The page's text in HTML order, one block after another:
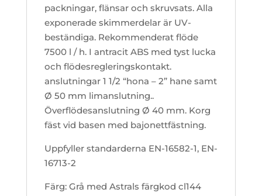
packningar, flänsar och skruvsats. Alla
exponerade skimmerdelar är UV-
beständiga. Rekommenderat flöde
7500 l / h. I antracit ABS med tyst lucka
och flödesregleringskontakt.
anslutningar 1 1/2 “hona – 2” hane samt
Ø 50 mm limanslutning..
Överflödesanslutning Ø 40 mm. Korg
fäst vid basen med bajonettfästning.
Uppfyller standarderna EN-16582-1, EN-
16713-2
Färg: Grå med Astrals färgkod cl144